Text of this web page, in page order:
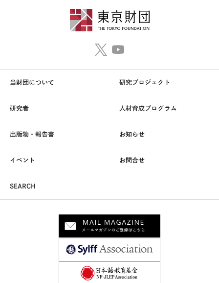
当財団について 研究プロジェクト
研究者 人材育成プログラム
出版物・報告書 お知らせ
イベント お問合せ
SEARCH